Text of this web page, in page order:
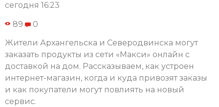
сегодня 16:23
89 0
Жители Архангельска и Северодвинска могут
заказать продукты из сети «Макси» онлайн с
доставкой на дом. Рассказываем, как устроен
интернет-магазин, когда и куда привозят заказы
и как покупатели могут повлиять на новый
сервис.